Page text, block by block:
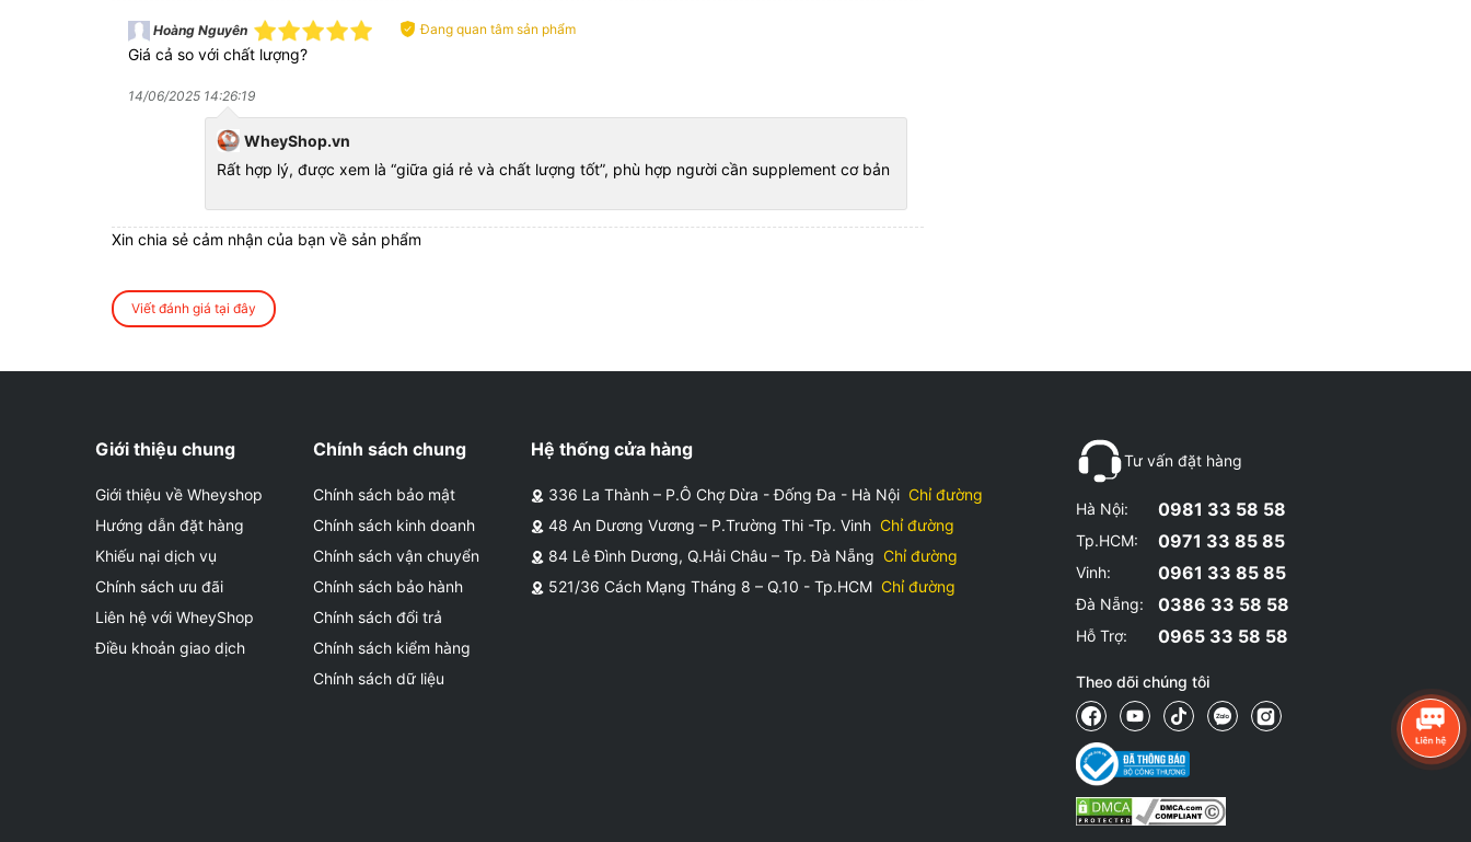
Hoàng Nguyên Đang quan tâm sản phẩm
Giá cả so với chất lượng?
14/06/2025 14:26:19
WheyShop.vn
Rất hợp lý, được xem là “giữa giá rẻ và chất lượng tốt”, phù hợp người cần supplement cơ bản
Xin chia sẻ cảm nhận của bạn về sản phẩm
Viết đánh giá tại đây
Giới thiệu chung
Giới thiệu về Wheyshop
Hướng dẫn đặt hàng
Khiếu nại dịch vụ
Chính sách ưu đãi
Liên hệ với WheyShop
Điều khoản giao dịch
Chính sách chung
Chính sách bảo mật
Chính sách kinh doanh
Chính sách vận chuyển
Chính sách bảo hành
Chính sách đổi trả
Chính sách kiểm hàng
Chính sách dữ liệu
Hệ thống cửa hàng
336 La Thành – P.Ô Chợ Dừa - Đống Đa - Hà Nội Chỉ đường
48 An Dương Vương – P.Trường Thi -Tp. Vinh Chỉ đường
84 Lê Đình Dương, Q.Hải Châu – Tp. Đà Nẵng Chỉ đường
521/36 Cách Mạng Tháng 8 – Q.10 - Tp.HCM Chỉ đường
Tư vấn đặt hàng
Hà Nội: 0981 33 58 58
Tp.HCM: 0971 33 85 85
Vinh: 0961 33 85 85
Đà Nẵng: 0386 33 58 58
Hỗ Trợ: 0965 33 58 58
Theo dõi chúng tôi